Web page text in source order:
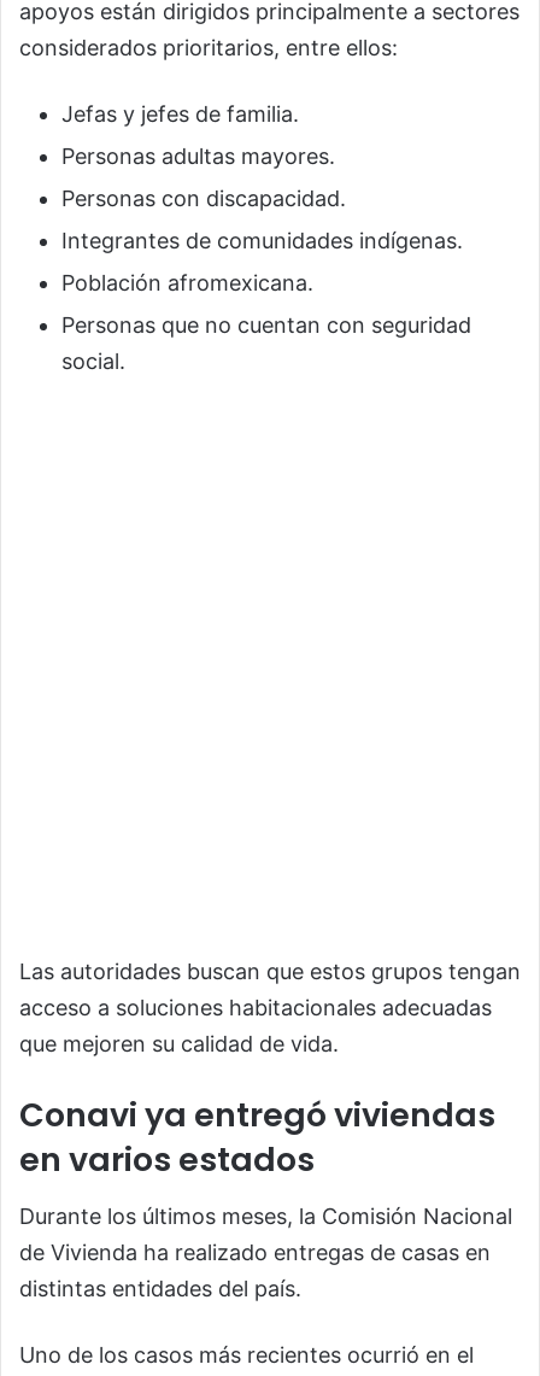
apoyos están dirigidos principalmente a sectores
considerados prioritarios, entre ellos:
Jefas y jefes de familia.
Personas adultas mayores.
Personas con discapacidad.
Integrantes de comunidades indígenas.
Población afromexicana.
Personas que no cuentan con seguridad
social.
Las autoridades buscan que estos grupos tengan
acceso a soluciones habitacionales adecuadas
que mejoren su calidad de vida.
Conavi ya entregó viviendas
en varios estados
Durante los últimos meses, la Comisión Nacional
de Vivienda ha realizado entregas de casas en
distintas entidades del país.
Uno de los casos más recientes ocurrió en el